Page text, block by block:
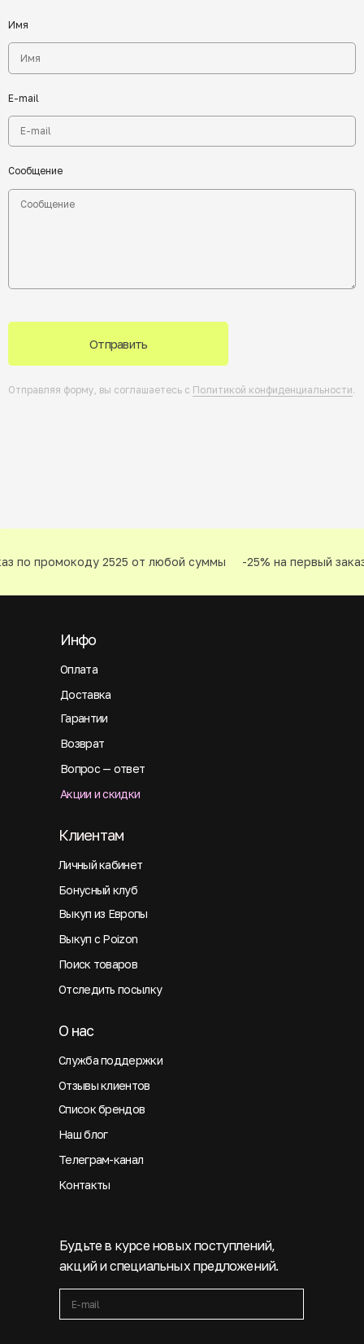
Имя
E-mail
Сообщение
Отправить
Отправляя форму, вы соглашаетесь с Политикой конфиденциальности.
по промокоду 2525 от любой суммы -25% на первый
Оплата
Инфо
Будьте в курсе новых поступлений,
акций и специальных предложений.
Доставка
Гарантии
Возврат
Вопрос — ответ
Акции и скидки
Личный кабинет
Клиентам
Бонусный клуб
Выкуп из Европы
Выкуп с Poizon
Поиск товаров
Отследить посылку
Служба поддержки
О нас
Отзывы клиентов
Список брендов
Наш блог
Телеграм-канал
Контакты